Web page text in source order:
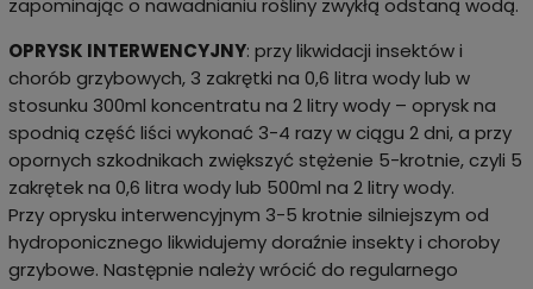
zapominając o nawadnianiu rośliny zwykłą odstaną wodą.
OPRYSK INTERWENCYJNY: przy likwidacji insektów i
chorób grzybowych, 3 zakrętki na 0,6 litra wody lub w
stosunku 300ml koncentratu na 2 litry wody – oprysk na
spodnią część liści wykonać 3-4 razy w ciągu 2 dni, a przy
opornych szkodnikach zwiększyć stężenie 5-krotnie, czyli 5
zakrętek na 0,6 litra wody lub 500ml na 2 litry wody.
Przy oprysku interwencyjnym 3-5 krotnie silniejszym od
hydroponicznego likwidujemy doraźnie insekty i choroby
grzybowe. Następnie należy wrócić do regularnego